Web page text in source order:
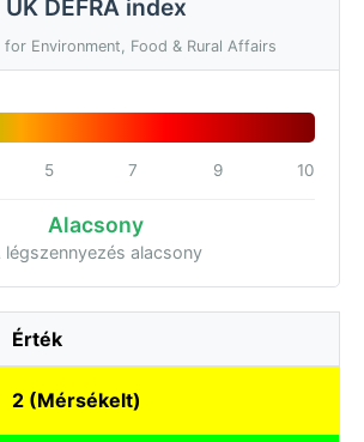
UK DEFRA index
for Environment, Food & Rural Affairs
5 7 9 10
Alacsony
légszennyezés alacsony
Érték
2 (Mérsékelt)